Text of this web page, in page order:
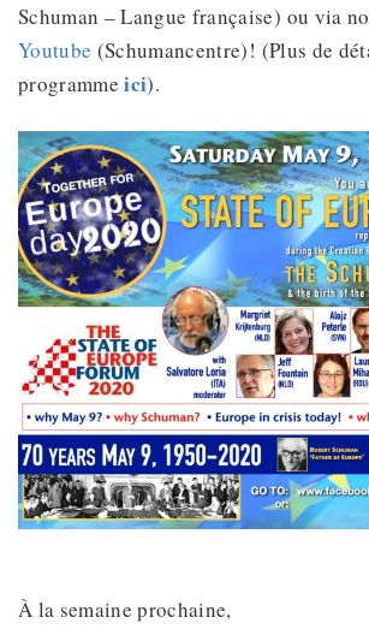
Schuman – Langue française) ou via
Youtube (Schumancentre)! (Plus de
programmeici).
À la semaine prochaine,